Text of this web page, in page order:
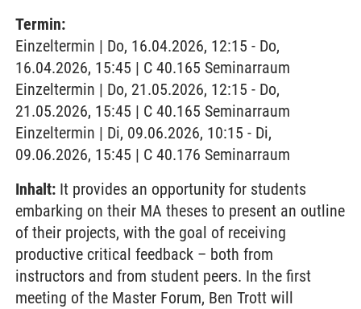
Termin:
Einzeltermin | Do, 16.04.2026, 12:15 - Do,
16.04.2026, 15:45 | C 40.165 Seminarraum
Einzeltermin | Do, 21.05.2026, 12:15 - Do,
21.05.2026, 15:45 | C 40.165 Seminarraum
Einzeltermin | Di, 09.06.2026, 10:15 - Di,
09.06.2026, 15:45 | C 40.176 Seminarraum
Inhalt: It provides an opportunity for students
embarking on their MA theses to present an outline
of their projects, with the goal of receiving
productive critical feedback – both from
instructors and from student peers. In the first
meeting of the Master Forum, Ben Trott will